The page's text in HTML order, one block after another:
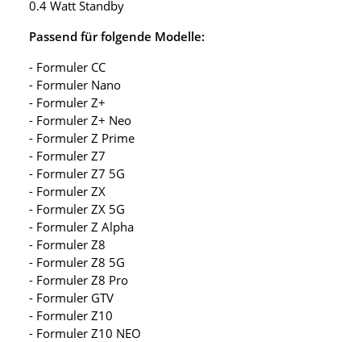
0.4 Watt Standby
Passend für folgende Modelle:
- Formuler CC
- Formuler Nano
- Formuler Z+
- Formuler Z+ Neo
- Formuler Z Prime
- Formuler Z7
- Formuler Z7 5G
- Formuler ZX
- Formuler ZX 5G
- Formuler Z Alpha
- Formuler Z8
- Formuler Z8 5G
- Formuler Z8 Pro
- Formuler GTV
- Formuler Z10
- Formuler Z10 NEO